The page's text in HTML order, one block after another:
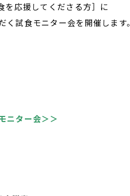
応援してくださる方］に
試食モニター会を開催します。
ニター会＞＞